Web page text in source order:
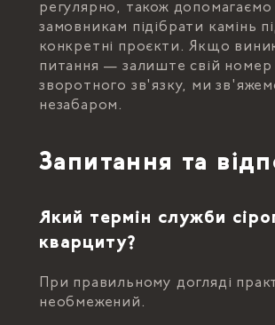
регулярно, також
замовникам підібрати камінь
конкретні проєкти. Якщо
питання — залиште свій номер
зворотного зв'язку, ми
незабаром.
Запитання та
Який термін служби
кварциту?
При правильному догляді
необмежений.